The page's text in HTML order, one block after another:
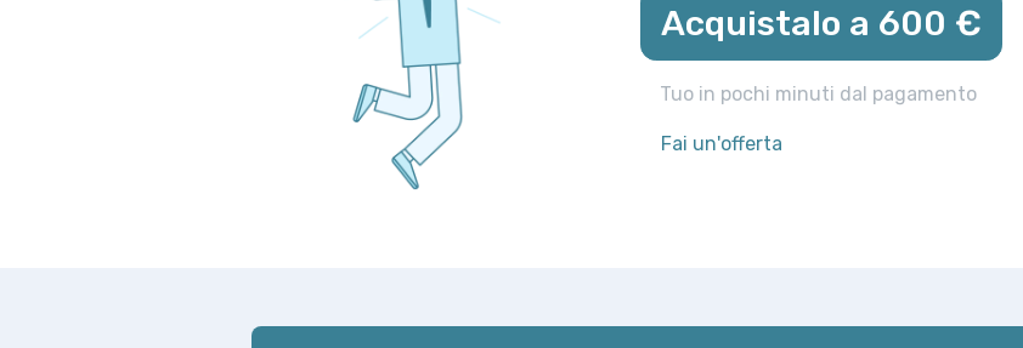
Acquistalo a 600 €
Tuo in pochi minuti dal pagamento
Fai un'offerta